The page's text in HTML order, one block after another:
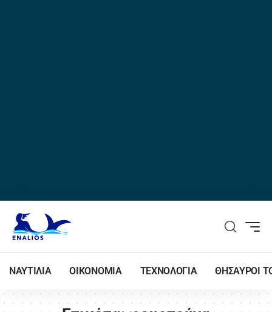
ΝΑΥΤΙΛΙΑ ΟΙΚΟΝΟΜΙΑ ΤΕΧΝΟΛΟΓΙΑ ΘΗΣΑΥΡΟΙ